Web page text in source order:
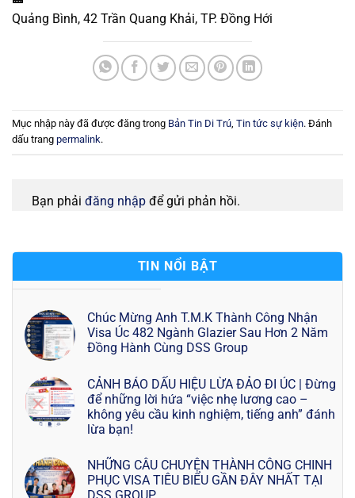
Quảng Bình, 42 Trần Quang Khải, TP. Đồng Hới
Mục nhập này đã được đăng trong Bản Tin Di Trú, Tin tức sự kiện. Đánh
dấu trang permalink.
Bạn phải đăng nhập để gửi phản hồi.
TIN NỔI BẬT
Chúc Mừng Anh T.M.K Thành Công Nhận
Visa Úc 482 Ngành Glazier Sau Hơn 2 Năm
Đồng Hành Cùng DSS Group
CẢNH BÁO DẤU HIỆU LỪA ĐẢO ĐI ÚC | Đừng
để những lời hứa “việc nhẹ lương cao –
không yêu cầu kinh nghiệm, tiếng anh” đánh
lừa bạn!
NHỮNG CÂU CHUYỆN THÀNH CÔNG CHINH
PHỤC VISA TIÊU BIỂU GẦN ĐÂY NHẤT TẠI